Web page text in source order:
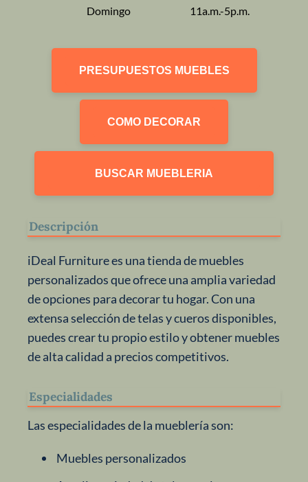
Domingo 11a.m.-5p.m.
PRESUPUESTOS MUEBLES
COMO DECORAR
BUSCAR MUEBLERIA
Descripción
iDeal Furniture es una tienda de muebles
personalizados que ofrece una amplia variedad
de opciones para decorar tu hogar. Con una
extensa selección de telas y cueros disponibles,
puedes crear tu propio estilo y obtener muebles
de alta calidad a precios competitivos.
Especialidades
Las especialidades de la mueblería son:
Muebles personalizados